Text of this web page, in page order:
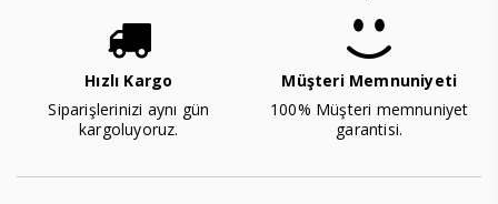
Hızlı Kargo
Siparişlerinizi aynı gün
kargoluyoruz.
Müşteri Memnuniyeti
100% Müşteri memnuniyet
garantisi.